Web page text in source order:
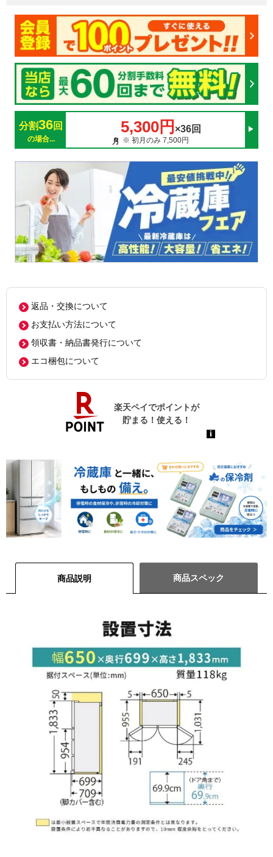
分割36回
の場合...
5,300円 ×36回
※ 初月のみ 7,500円
返品・交換について
お支払い方法について
領収書・納品書発行について
エコ梱包について
商品説明 商品スペック